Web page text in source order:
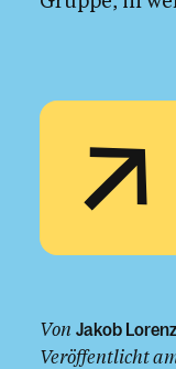
Von Jakob
Veröffentlicht